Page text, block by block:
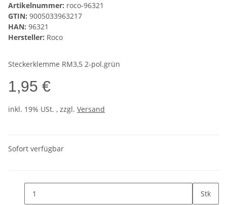
Artikelnummer: roco-96321
GTIN: 9005033963217
HAN: 96321
Hersteller: Roco
Steckerklemme RM3,5 2-pol.grün
1,95 €
inkl. 19% USt. , zzgl. Versand
Sofort verfügbar
Stk